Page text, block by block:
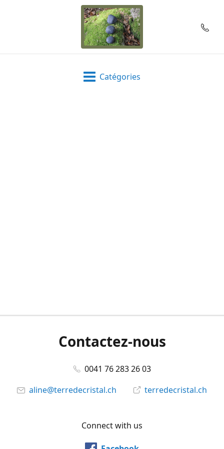
Catégories
Contactez-nous
0041 76 283 26 03
aline@terredecristal.ch
terredecristal.ch
Connect with us